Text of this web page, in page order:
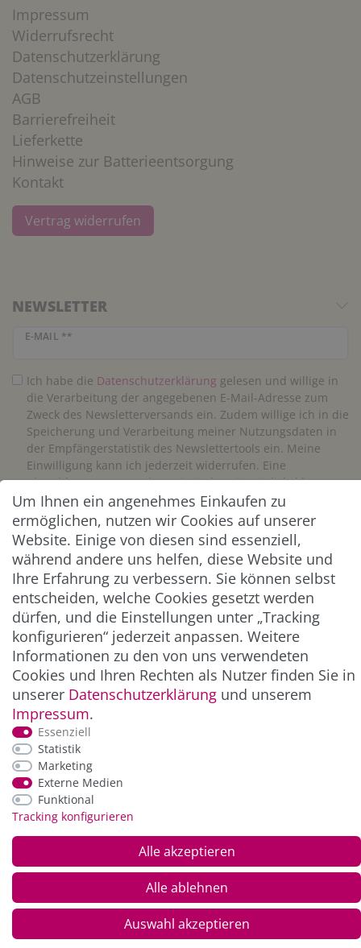
Impressum
Widerrufsrecht
Datenschutzerklärung
Datenschutzeinstellungen
AGB
Barrierefreiheit
Lieferkette
Hinweise zur Batterieentsorgung
Kontakt
Vertrag widerrufen
NEWSLETTER
E-MAIL **
Newsletter Honig
Ich habe die Daten­schutz­erklärung gelesen und willige in
die Verarbeitung der angegebenen E-Mail-Adresse zum
Zweck des Newsletterversands ein. Zudem willige ich in die
Speicherung und Verarbeitung meiner Nutzungsdaten in
der Empfängerstatistik des Newslettertools ein. Meine
Einwilligung kann ich jederzeit widerrufen. Eine
Abmeldung vom Newsletter ist jederzeit möglich.**
Abonnieren
** Hierbei handelt es sich um ein Pflichtfeld.
ZAHLUNG & VERSAND
*Alle Preise inkl. der gesetzl. MwSt. zzgl.
und Versandkosten
Um Ihnen ein angenehmes Einkaufen zu
ermöglichen, nutzen wir Cookies auf unserer
Website. Einige von diesen sind essenziell,
während andere uns helfen, diese Website und
Ihre Erfahrung zu verbessern. Sie können selbst
entscheiden, welche Cookies gesetzt werden
dürfen, und die Einstellungen unter „Tracking
konfigurieren“ jederzeit anpassen. Weitere
Informationen zu den von uns verwendeten
Cookies und Ihren Rechten als Nutzer finden Sie in
unserer Daten­schutz­erklärung und unserem
Impressum.
Essenziell
Statistik
Marketing
Externe Medien
Funktional
Tracking konfigurieren
Alle akzeptieren
Alle ablehnen
Auswahl akzeptieren
© Copyright 2026 Alle Rechte vorbehalten. |